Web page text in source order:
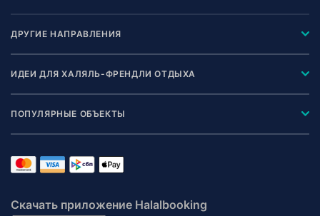
ДРУГИЕ НАПРАВЛЕНИЯ
ИДЕИ ДЛЯ ХАЛЯЛЬ-ФРЕНДЛИ ОТДЫХА
ПОПУЛЯРНЫЕ ОБЪЕКТЫ
Скачать приложение Halalbooking